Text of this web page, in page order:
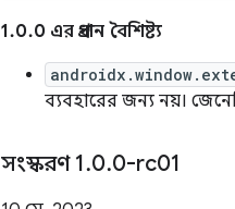
1.0.0 এর প্রধান বৈশিষ্ট্য
ব্যবহারের জন্য নয়।
সংস্করণ 1.0.0-rc01